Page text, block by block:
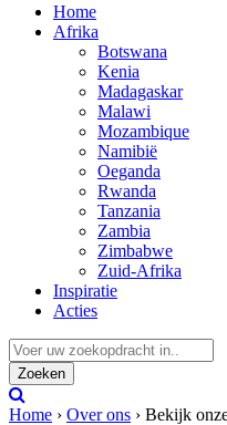
Home
Afrika
Botswana
Kenia
Madagaskar
Malawi
Mozambique
Namibië
Oeganda
Rwanda
Tanzania
Zambia
Zimbabwe
Zuid-Afrika
Inspiratie
Acties
Zoeken
Home › Over ons › Bekijk